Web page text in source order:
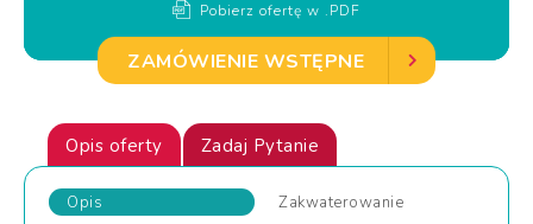
Pobierz ofertę w .PDF
ZAMÓWIENIE WSTĘPNE
Opis oferty Zadaj Pytanie
Opis
Zakwaterowanie